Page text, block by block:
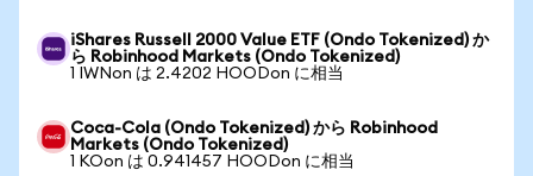
iShares Russell 2000 Value ETF (Ondo Tokenized) か
ら Robinhood Markets (Ondo Tokenized)
1 IWNon は 2.4202 HOODon に相当
Coca-Cola (Ondo Tokenized) から Robinhood
Markets (Ondo Tokenized)
1 KOon は 0.941457 HOODon に相当